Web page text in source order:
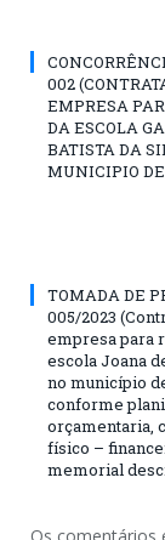
002
EMPRESA
DA ESCOLA
BATISTA DA
MUNICIPIO DE
TOMADA DE
005/2023
empresa para
escola Joana
no município
conforme
orçamentaria,
físico –
memorial